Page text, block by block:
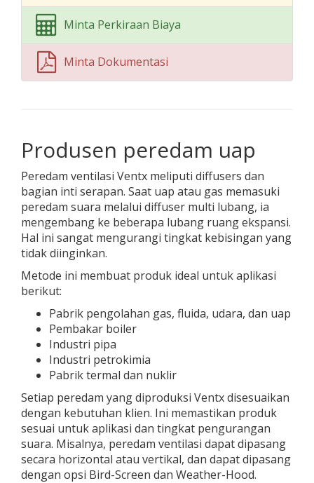
Minta Perkiraan Biaya
Minta Dokumentasi
Produsen peredam uap
Peredam ventilasi Ventx meliputi diffusers dan
bagian inti serapan. Saat uap atau gas memasuki
peredam suara melalui diffuser multi lubang, ia
mengembang ke beberapa lubang ruang ekspansi.
Hal ini sangat mengurangi tingkat kebisingan yang
tidak diinginkan.
Metode ini membuat produk ideal untuk aplikasi
berikut:
Pabrik pengolahan gas, fluida, udara, dan uap
Pembakar boiler
Industri pipa
Industri petrokimia
Pabrik termal dan nuklir
Setiap peredam yang diproduksi Ventx disesuaikan
dengan kebutuhan klien. Ini memastikan produk
sesuai untuk aplikasi dan tingkat pengurangan
suara. Misalnya, peredam ventilasi dapat dipasang
secara horizontal atau vertikal, dan dapat dipasang
dengan opsi Bird-Screen dan Weather-Hood.